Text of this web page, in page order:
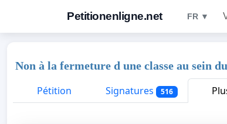
Petitionenligne.net FR ▼
Non à la fermeture d une classe au sein
Pétition
Signatures 516